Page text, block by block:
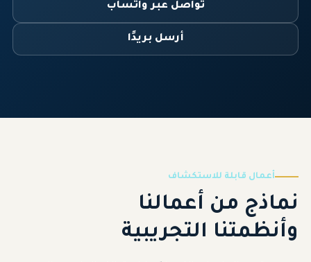
تواصل عبر واتساب
أرسل بريدًا
أعمال قابلة للاستكشاف
نماذج من أعمالنا
وأنظمتنا التجريبية